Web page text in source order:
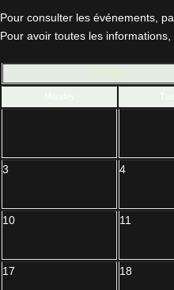
Pour consulter les événements,
Pour avoir toutes les informations,
« Prev
3 4
10 11
17 18